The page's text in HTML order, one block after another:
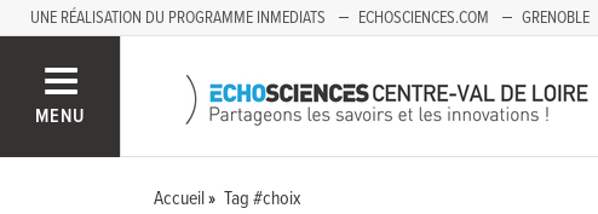
UNE RÉALISATION DU PROGRAMME INMEDIATS ECHOSCIENCES.COM GRENOBLE
MENU
Accueil Tag #choix